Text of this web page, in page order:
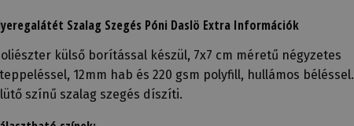
Szalag Szegés Póni Daslö Extra Információk
külső borítással készül, 7x7 cm méretű négyzetes
12mm hab és 220 gsm polyfill, hullámos béléssel.
színű szalag szegés díszíti.